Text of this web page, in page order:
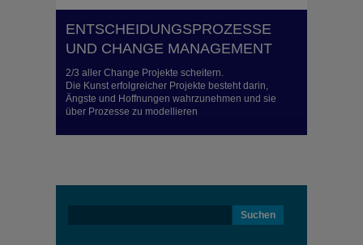
ENTSCHEIDUNGSPROZESSE
UND CHANGE MANAGEMENT
2/3 aller Change Projekte scheitern.
Die Kunst erfolgreicher Projekte besteht darin,
Ängste und Hoffnungen wahrzunehmen und sie
über Prozesse zu modellieren